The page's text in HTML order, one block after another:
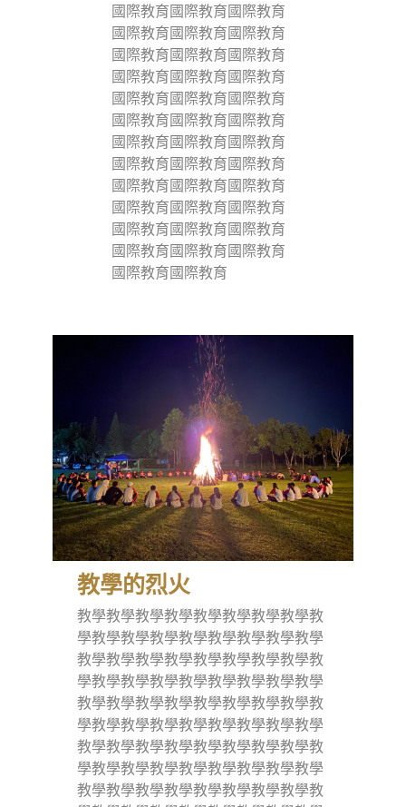
國際教育國際教育國際教育
國際教育國際教育國際教育
國際教育國際教育國際教育
國際教育國際教育國際教育
國際教育國際教育國際教育
國際教育國際教育國際教育
國際教育國際教育國際教育
國際教育國際教育國際教育
國際教育國際教育國際教育
國際教育國際教育國際教育
國際教育國際教育國際教育
國際教育國際教育國際教育
國際教育國際教育
教學的烈火
教學教學教學教學教學教學教學教學教
學教學教學教學教學教學教學教學教學
教學教學教學教學教學教學教學教學教
學教學教學教學教學教學教學教學教學
教學教學教學教學教學教學教學教學教
學教學教學教學教學教學教學教學教學
教學教學教學教學教學教學教學教學教
學教學教學教學教學教學教學教學教學
教學教學教學教學教學教學教學教學教